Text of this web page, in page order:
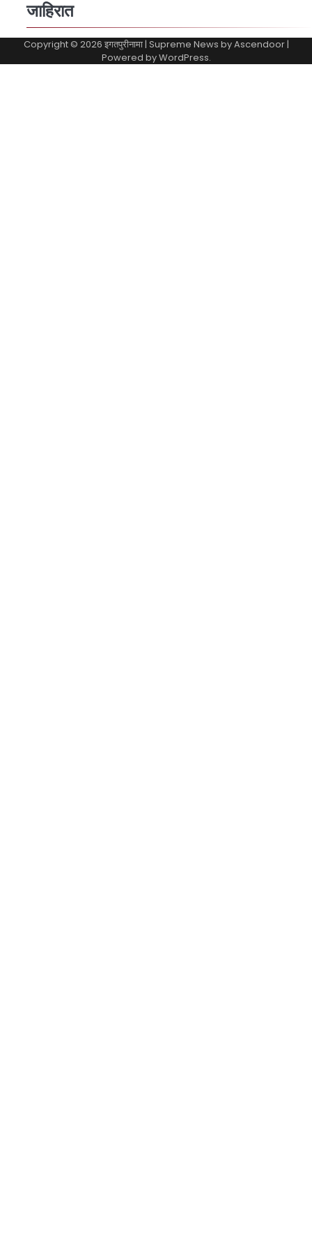
जाहिरात
Copyright © 2026 इगतपुरीनामा| Supreme News byAscendoor|
Powered byWordPress.